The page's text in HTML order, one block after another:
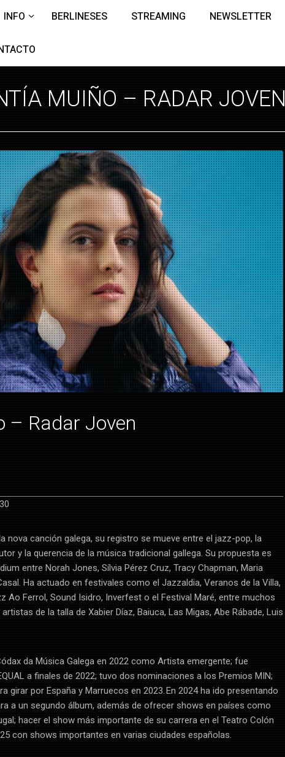
INFO BERLINESES STREAMING NEWSLETTER
MUIÑO – RADAR JOVEN
– Radar Joven
nova canción galega, su registro se mueve entre el jazz-pop, la
y la querencia de la música tradicional gallega. Su propuesta es
entre Norah Jones, Sílvia Pérez Cruz, Tracy Chapman, Maria
Ha actuado en festivales como el Jazzaldia, Veranos de la Villa,
Ao Ferrol, Sound Isidro, Inverfest o el Festival Maré, entre muchos
de la talla de Xabier Díaz, Baiuca, Las Migas, Abe Rábade, Luis
da Música Galega en 2022 como Artista emergente; fue
a finales de 2022; tuvo dos nominaciones a los Premios MIN;
girar por España y Marruecos en 2023. En 2024 ha ido presentando
a un segundo álbum, además de ofrecer shows en países como
hacer el show más importante de su carrera en el Teatro Colón
con shows importantes en varias ciudades españolas.